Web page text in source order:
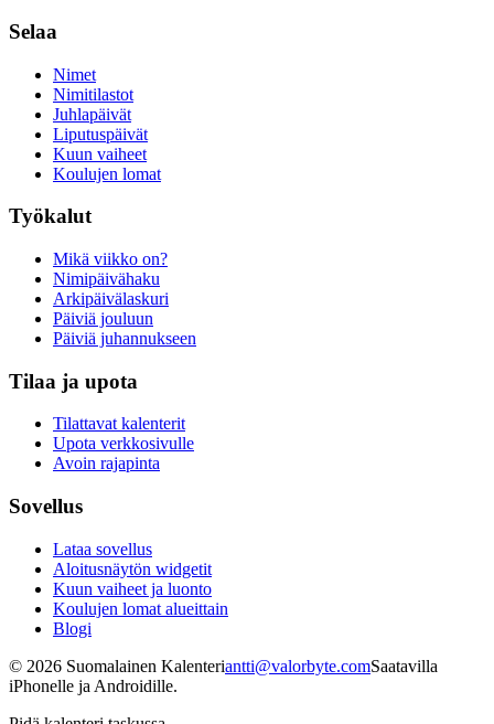
Selaa
Nimet
Nimitilastot
Juhlapäivät
Liputuspäivät
Kuun vaiheet
Koulujen lomat
Työkalut
Mikä viikko on?
Nimipäivähaku
Arkipäivälaskuri
Päiviä jouluun
Päiviä juhannukseen
Tilaa ja upota
Tilattavat kalenterit
Upota verkkosivulle
Avoin rajapinta
Sovellus
Lataa sovellus
Aloitusnäytön widgetit
Kuun vaiheet ja luonto
Koulujen lomat alueittain
Blogi
© 2026 Suomalainen Kalenteriantti@valorbyte.comSaatavilla
iPhonelle ja Androidille.